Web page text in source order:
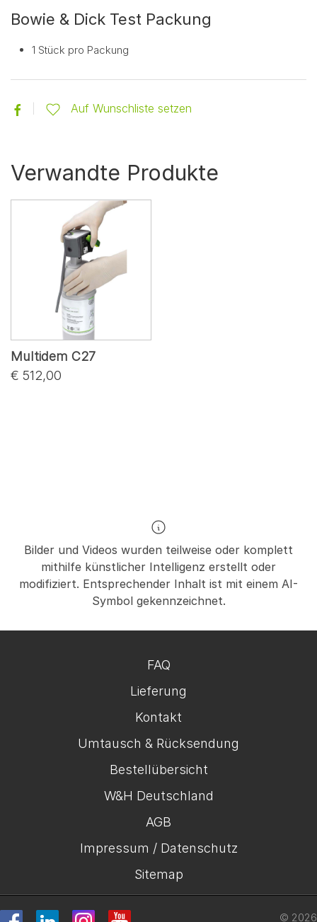
Bowie & Dick Test Packung
1 Stück pro Packung
Auf Wunschliste setzen
Verwandte Produkte
Multidem C27
€ 512,00
Bilder und Videos wurden teilweise oder komplett
mithilfe künstlicher Intelligenz erstellt oder
modifiziert. Entsprechender Inhalt ist mit einem AI-
Symbol gekennzeichnet.
FAQ
Lieferung
Kontakt
Umtausch & Rücksendung
Bestellübersicht
W&H Deutschland
AGB
Impressum / Datenschutz
Sitemap
© 2026